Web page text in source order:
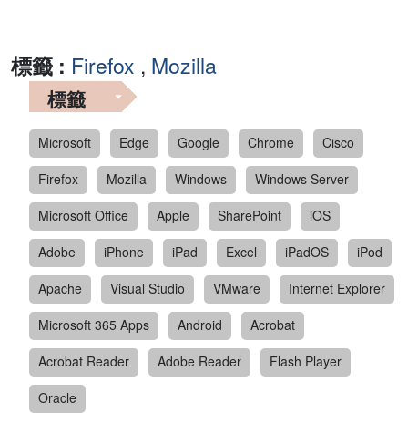
標籤 : Firefox , Mozilla
標籤
Microsoft Edge Google Chrome
Cisco
Firefox
Mozilla Windows
Windows Server
Microsoft Office
Apple SharePoint
iOS
Adobe
iPhone iPad Excel iPadOS
iPod
Apache
Visual Studio VMware
Internet Explorer
Microsoft 365 Apps
Android
Acrobat
Acrobat Reader
Adobe Reader
Flash Player
Oracle